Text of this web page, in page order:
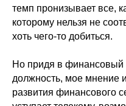
темп пронизывает все,
которому нельзя не
хоть чего-то добиться.
Но придя в финансовый
должность, мое мнение
развития финансового